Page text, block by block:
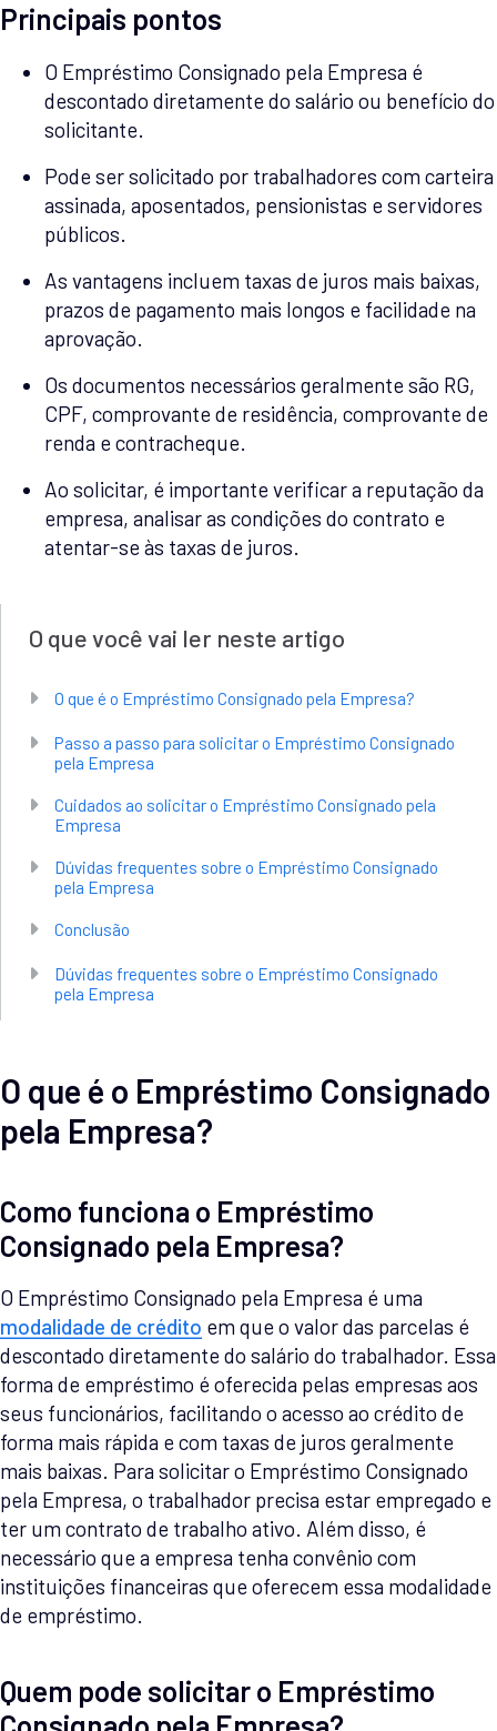
Principais pontos
O Empréstimo Consignado pela Empresa é
descontado diretamente do salário ou benefício do
solicitante.
Pode ser solicitado por trabalhadores com carteira
assinada, aposentados, pensionistas e servidores
públicos.
As vantagens incluem taxas de juros mais baixas,
prazos de pagamento mais longos e facilidade na
aprovação.
Os documentos necessários geralmente são RG,
CPF, comprovante de residência, comprovante de
renda e contracheque.
Ao solicitar, é importante verificar a reputação da
empresa, analisar as condições do contrato e
atentar-se às taxas de juros.
O que você vai ler neste artigo
O que é o Empréstimo Consignado pela Empresa?
Passo a passo para solicitar o Empréstimo Consignado
pela Empresa
Cuidados ao solicitar o Empréstimo Consignado pela
Empresa
Dúvidas frequentes sobre o Empréstimo Consignado
pela Empresa
Conclusão
Dúvidas frequentes sobre o Empréstimo Consignado
pela Empresa
O que é o Empréstimo Consignado
pela Empresa?
Como funciona o Empréstimo
Consignado pela Empresa?
O Empréstimo Consignado pela Empresa é uma
modalidade de crédito em que o valor das parcelas é
descontado diretamente do salário do trabalhador. Essa
forma de empréstimo é oferecida pelas empresas aos
seus funcionários, facilitando o acesso ao crédito de
forma mais rápida e com taxas de juros geralmente
mais baixas. Para solicitar o Empréstimo Consignado
pela Empresa, o trabalhador precisa estar empregado e
ter um contrato de trabalho ativo. Além disso, é
necessário que a empresa tenha convênio com
instituições financeiras que oferecem essa modalidade
de empréstimo.
Quem pode solicitar o Empréstimo